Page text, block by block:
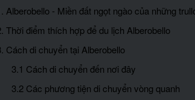
Alberobello - Miền đất ngọt ngào của những
Thời điểm thích hợp để du lịch Alberobello
Cách di chuyển tại Alberobello
3.1 Cách di chuyển đến nơi đây
3.2 Các phương tiện di chuyển vòng quanh